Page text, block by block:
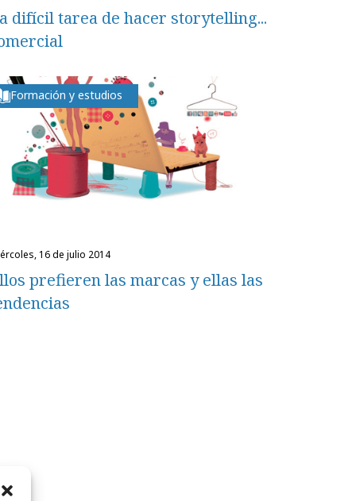
difícil tarea de hacer storytelling...
Formación y estudios
16 de julio 2014
prefieren las marcas y ellas las